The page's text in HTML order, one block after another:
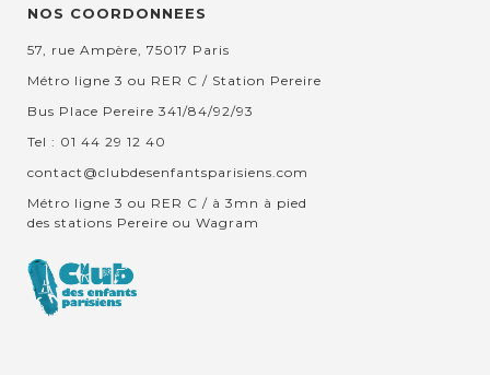
NOS COORDONNEES
57, rue Ampère, 75017 Paris
Métro ligne 3 ou RER C / Station Pereire
Bus Place Pereire 341/84/92/93
Tel : 01 44 29 12 40
contact@clubdesenfantsparisiens.com
Métro ligne 3 ou RER C / à 3mn à pied
des stations Pereire ou Wagram